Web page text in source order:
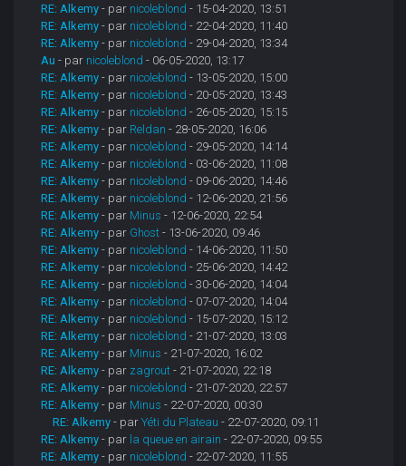
RE: Alkemy - par nicoleblond - 15-04-2020, 13:51
RE: Alkemy - par nicoleblond - 22-04-2020, 11:40
RE: Alkemy - par nicoleblond - 29-04-2020, 13:34
Au - par nicoleblond - 06-05-2020, 13:17
RE: Alkemy - par nicoleblond - 13-05-2020, 15:00
RE: Alkemy - par nicoleblond - 20-05-2020, 13:43
RE: Alkemy - par nicoleblond - 26-05-2020, 15:15
RE: Alkemy - par Reldan - 28-05-2020, 16:06
RE: Alkemy - par nicoleblond - 29-05-2020, 14:14
RE: Alkemy - par nicoleblond - 03-06-2020, 11:08
RE: Alkemy - par nicoleblond - 09-06-2020, 14:46
RE: Alkemy - par nicoleblond - 12-06-2020, 21:56
RE: Alkemy - par Minus - 12-06-2020, 22:54
RE: Alkemy - par Ghost - 13-06-2020, 09:46
RE: Alkemy - par nicoleblond - 14-06-2020, 11:50
RE: Alkemy - par nicoleblond - 25-06-2020, 14:42
RE: Alkemy - par nicoleblond - 30-06-2020, 14:04
RE: Alkemy - par nicoleblond - 07-07-2020, 14:04
RE: Alkemy - par nicoleblond - 15-07-2020, 15:12
RE: Alkemy - par nicoleblond - 21-07-2020, 13:03
RE: Alkemy - par Minus - 21-07-2020, 16:02
RE: Alkemy - par zagrout - 21-07-2020, 22:18
RE: Alkemy - par nicoleblond - 21-07-2020, 22:57
RE: Alkemy - par Minus - 22-07-2020, 00:30
RE: Alkemy - parYéti du Plateau - 22-07-2020, 09:11
RE: Alkemy - par la queue en airain - 22-07-2020, 09:55
RE: Alkemy - par nicoleblond - 22-07-2020, 11:55